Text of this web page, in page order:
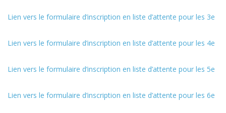
Lien vers le formulaire d’inscription en liste d’attente pour les 3e
Lien vers le formulaire d’inscription en liste d’attente pour les 4e
Lien vers le formulaire d’inscription en liste d’attente pour les 5e
Lien vers le formulaire d’inscription en liste d’attente pour les 6e